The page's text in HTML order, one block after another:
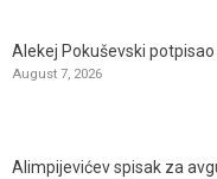
Alekej Pokuševski
August 7, 2026
Alimpijevićev spisak za